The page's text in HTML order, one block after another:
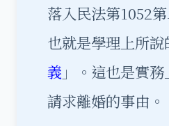
落入民法第1052
也就是學理上所說
義 」。這也是實
請求離婚的事由。